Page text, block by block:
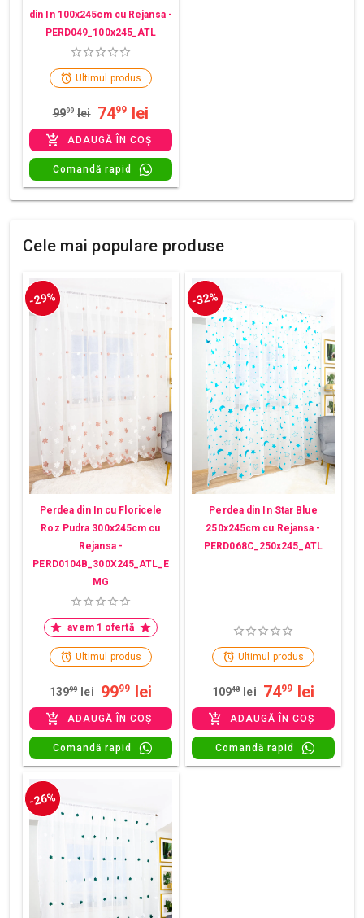
din In 100x245cm cu Rejansa -
PERD049_100x245_ATL
Ultimul produs
9999 lei 7499 lei
ADAUGĂ ÎN COȘ
Comandă rapid
Cele mai populare produse
-29%
Perdea din In cu Floricele
Roz Pudra 300x245cm cu
Rejansa -
PERD0104B_300X245_ATL_E
MG
avem 1 ofertă
Ultimul produs
13999 lei 9999 lei
ADAUGĂ ÎN COȘ
Comandă rapid
-32%
Perdea din In Star Blue
250x245cm cu Rejansa -
PERD068C_250x245_ATL
Ultimul produs
10948 lei 7499 lei
ADAUGĂ ÎN COȘ
Comandă rapid
-26%